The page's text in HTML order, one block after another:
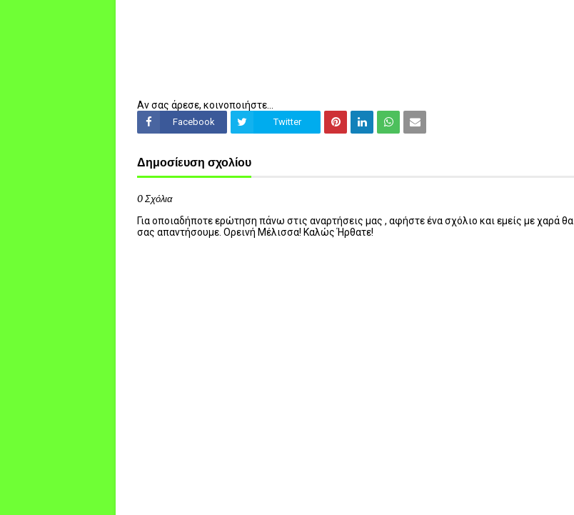
Αν σας άρεσε, κοινοποιήστε...
Facebook Twitter
Δημοσίευση σχολίου
0 Σχόλια
Για οποιαδήποτε ερώτηση πάνω στις αναρτήσεις μας , αφήστε ένα σχόλιο και εμείς με χαρά θα
σας απαντήσουμε. Ορεινή Μέλισσα! Καλώς Ήρθατε!